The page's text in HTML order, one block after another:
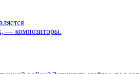
— композиторы.